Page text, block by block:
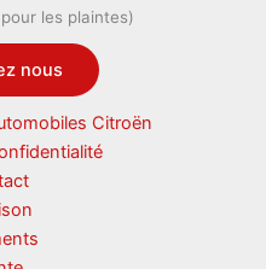
les plaintes)
nous
Citroën